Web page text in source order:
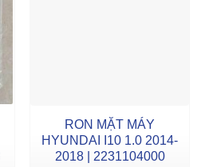
RON MẶT MÁY
HYUNDAI I10 1.0 2014-
2018 | 2231104000